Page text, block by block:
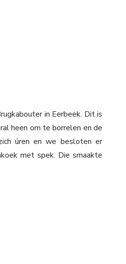
in Eerbeek. Dit is
heen om te borrelen en de
úren en we besloten er
met spek. Die smaakte